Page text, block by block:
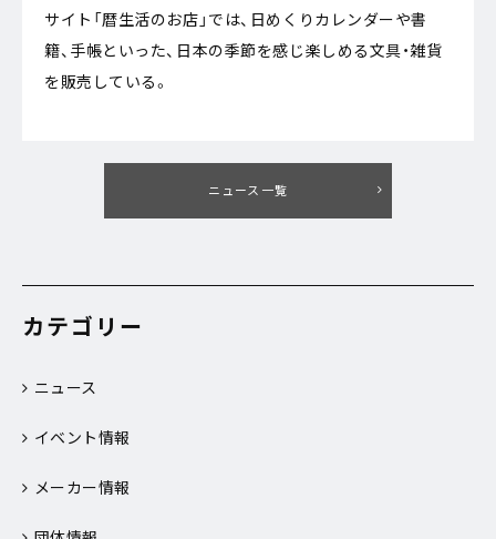
サイト「暦生活のお店」では、日めくりカレンダーや書
籍、手帳といった、日本の季節を感じ楽しめる文具・雑貨
を販売している。
ニュース一覧
カテゴリー
ニュース
イベント情報
メーカー情報